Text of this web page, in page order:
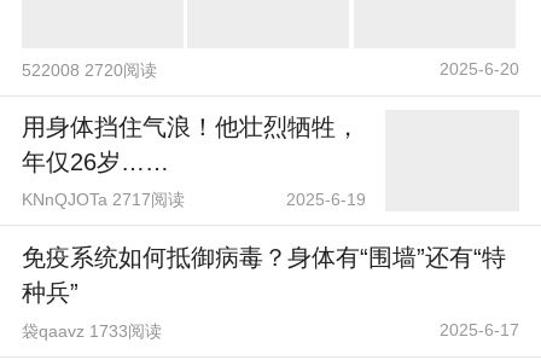
522008 2720阅读 2025-6-20
用身体挡住气浪！他壮烈牺牲，
年仅26岁……
KNnQJOTa 2717阅读 2025-6-19
免疫系统如何抵御病毒？身体有“围墙”还有“特
种兵”
袋qaavz 1733阅读 2025-6-17